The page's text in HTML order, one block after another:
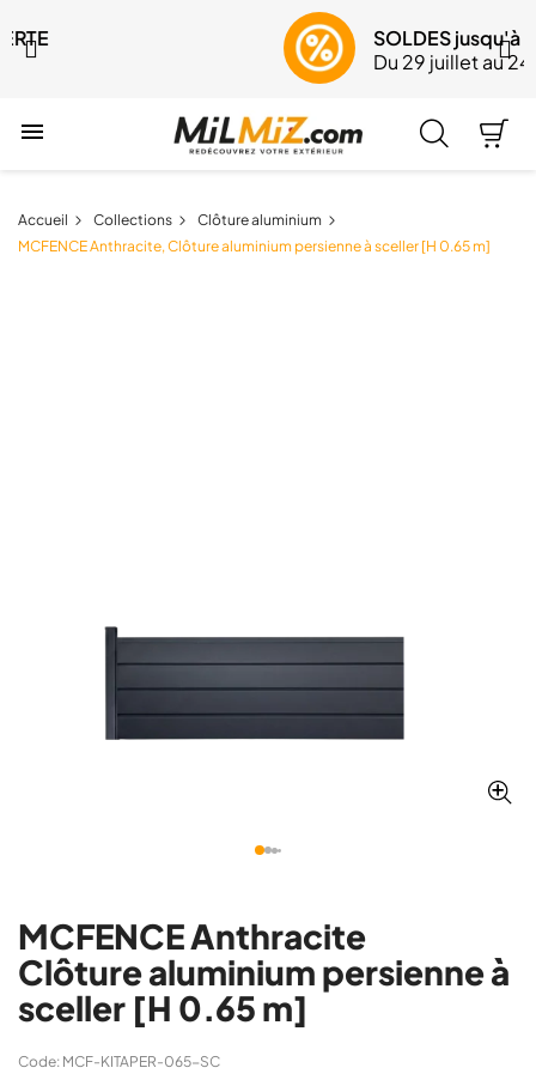
SOLDES jusqu'à -30%
Du 29 juillet au 24 août

Accueil Collections
Clôture aluminium
MCFENCE Anthracite, Clôture aluminium persienne à sceller [H 0.65 m]
MCFENCE Anthracite
Clôture aluminium persienne à
sceller [H 0.65 m]
Code: MCF-KITAPER-065-SC